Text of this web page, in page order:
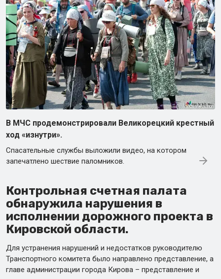
В МЧС продемонстрировали Великорецкий крестный
ход «изнутри».
Спасательные службы выложили видео, на котором
запечатлено шествие паломников.
Контрольная счетная палата
обнаружила нарушения в
исполнении дорожного проекта в
Кировской области.
Для устранения нарушений и недостатков руководителю
Транспортного комитета было направлено представление, а
главе администрации города Кирова – представление и